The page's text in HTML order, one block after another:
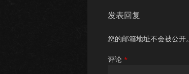
发表回复
您的邮箱地址不会被公开。
评论 *